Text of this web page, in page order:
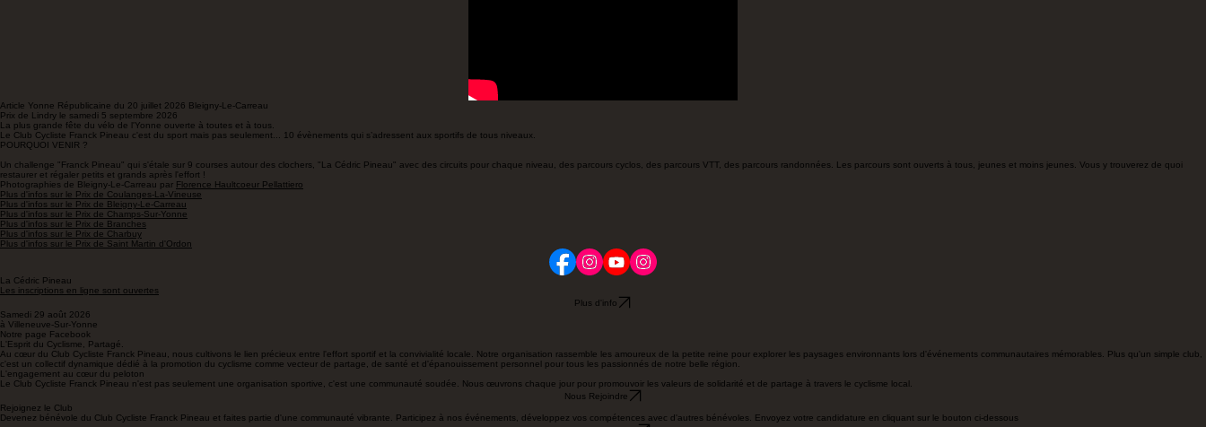
Article Yonne Républicaine du 20 juillet 2026 Bleigny-Le-Carreau
Prix de Lindry le samedi 5 septembre 2026
La plus grande fête du vélo de l'Yonne ouverte à toutes et à tous.
Le Club Cycliste Franck Pineau c'est du sport mais pas seulement... 10 évènements qui s’adressent aux sportifs de tous niveaux.
POURQUOI VENIR ?
Un challenge "Franck Pineau" qui s'étale sur 9 courses autour des clochers, "La Cédric Pineau" avec des circuits pour chaque niveau, des parcours cyclos, des parcours VTT, des parcours randonnées. Les parcours sont ouverts à tous, jeunes et moins jeunes. Vous y trouverez de quoi
restaurer et régaler petits et grands après l'effort !
Photographies de Bleigny-Le-Carreau parFlorence Haultcoeur Pellattiero
Plus d'infos sur le Prix de Champs-Sur-Yonne
Plus d'infos sur le Prix de Branches
Plus d'infos sur le Prix de Charbuy
La Cédric Pineau
Les inscriptions en ligne sont ouvertes
Plus d'info
Samedi 29 août 2026
à Villeneuve-Sur-Yonne
L'Esprit du Cyclisme, Partagé.
Au cœur du Club Cycliste Franck Pineau, nous cultivons le lien précieux entre l'effort sportif et la convivialité locale. Notre organisation rassemble les amoureux de la petite reine pour explorer les paysages environnants lors d'événements communautaires mémorables. Plus qu'un simple club,